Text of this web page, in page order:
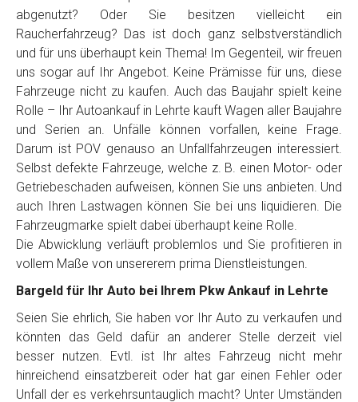
Telefon *
Email
PLZ und Ort
Foto Nr. 1
Foto Nr. 2
Sonstiges
abgenutzt? Oder Sie besitzen vielleicht ein
Raucherfahrzeug? Das ist doch ganz selbstverständlich
und für uns überhaupt kein Thema! Im Gegenteil, wir freuen
uns sogar auf Ihr Angebot. Keine Prämisse für uns, diese
Fahrzeuge nicht zu kaufen. Auch das Baujahr spielt keine
Rolle – Ihr Autoankauf in Lehrte kauft Wagen aller Baujahre
und Serien an. Unfälle können vorfallen, keine Frage.
Darum ist POV genauso an Unfallfahrzeugen interessiert.
Selbst defekte Fahrzeuge, welche z. B. einen Motor- oder
Getriebeschaden aufweisen, können Sie uns anbieten. Und
auch Ihren Lastwagen können Sie bei uns liquidieren. Die
Fahrzeugmarke spielt dabei überhaupt keine Rolle.
Die Abwicklung verläuft problemlos und Sie profitieren in
vollem Maße von unsererem prima Dienstleistungen.
Bargeld für Ihr Auto bei Ihrem Pkw Ankauf in Lehrte
Seien Sie ehrlich, Sie haben vor Ihr Auto zu verkaufen und
könnten das Geld dafür an anderer Stelle derzeit viel
besser nutzen. Evtl. ist Ihr altes Fahrzeug nicht mehr
hinreichend einsatzbereit oder hat gar einen Fehler oder
Unfall der es verkehrsuntauglich macht? Unter Umständen